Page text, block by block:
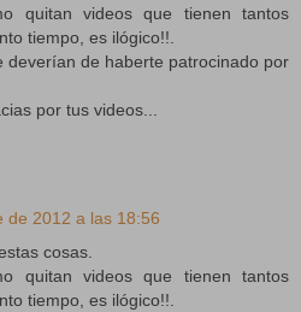
quitan videos que tienen tantos
tiempo, es ilógico!!.
deverían de haberte patrocinado por
por tus videos...
de 2012 a las 18:56
cosas.
quitan videos que tienen tantos
tiempo, es ilógico!!.